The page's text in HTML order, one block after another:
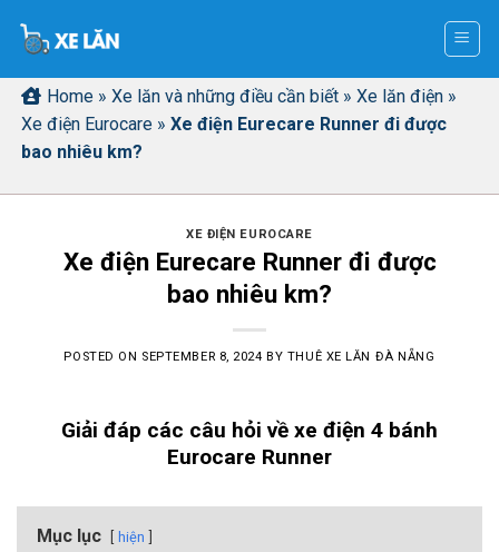
Home » Xe lăn và những điều cần biết » Xe lăn điện »
Xe điện Eurocare » Xe điện Eurecare Runner đi được
bao nhiêu km?
XE ĐIỆN EUROCARE
Xe điện Eurecare Runner đi được
bao nhiêu km?
POSTED ON SEPTEMBER 8, 2024 BY THUÊ XE LĂN ĐÀ NẴNG
Giải đáp các câu hỏi về xe điện 4 bánh
Eurocare Runner
Mục lục hiện